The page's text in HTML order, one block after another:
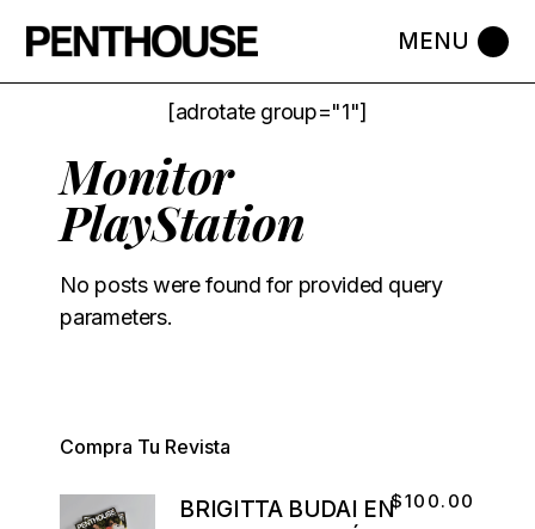
[adrotate group="1"]
Monitor
PlayStation
No posts were found for provided query
parameters.
Compra Tu Revista
BRIGITTA BUDAI EN$100.00